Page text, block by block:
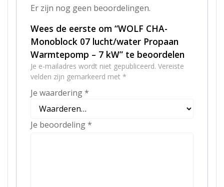
Er zijn nog geen beoordelingen.
Wees de eerste om “WOLF CHA-
Monoblock 07 lucht/water Propaan
Warmtepomp – 7 kW” te beoordelen
Je e-mailadres wordt niet gepubliceerd. Vereiste
velden zijn gemarkeerd met *
Je waardering*
Je beoordeling*